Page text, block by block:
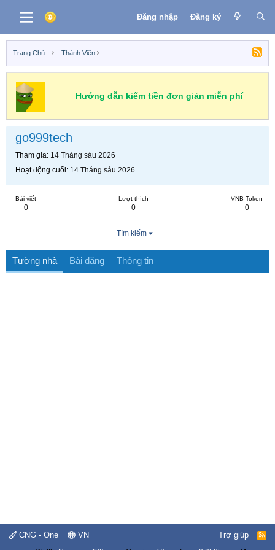
Đăng nhập Đăng ký
Trang Chủ Thành Viên
Hướng dẫn kiếm tiền đơn giản miễn phí
go999tech
Tham gia 14 Tháng sáu 2026
Hoạt động cuối 14 Tháng sáu 2026
Bài viết
0
Lượt thích
0
VNB Token
0
Tìm kiếm
Tường nhà Bài đăng Thông tin
CNG - One VN Trợ giúp
R